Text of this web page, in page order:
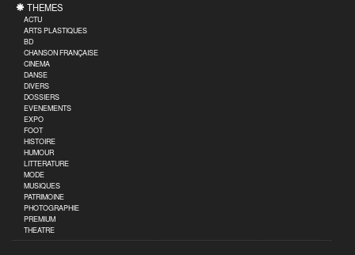
THEMES
ACTU
ARTS PLASTIQUES
BD
CHANSON FRANÇAISE
CINEMA
DANSE
DIVERS
DOSSIERS
EVENEMENTS
EXPO
FOOT
HISTOIRE
HUMOUR
LITTERATURE
MODE
MUSIQUES
PATRIMOINE
PHOTOGRAPHIE
PREMIUM
THEATRE